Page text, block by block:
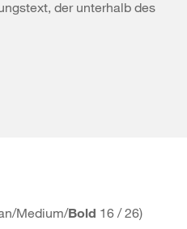
der unterhalb des
Medium/Bold 16 / 26)